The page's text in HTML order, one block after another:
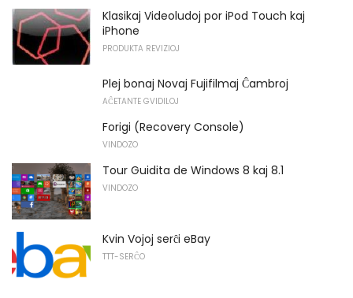
Klasikaj Videoludoj por iPod Touch kaj
iPhone
PRODUKTA REVIZIOJ
Plej bonaj Novaj Fujifilmaj Ĉambroj
AĈETANTE GVIDILOJ
Forigi (Recovery Console)
VINDOZO
Tour Guidita de Windows 8 kaj 8.1
VINDOZO
Kvin Vojoj serĉi eBay
TTT-SERĈO